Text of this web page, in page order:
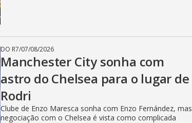
DO R7/07/08/2026
Manchester City sonha com
astro do Chelsea para o lugar de
Rodri
Clube de Enzo Maresca sonha com Enzo Fernández, mas
negociação com o Chelsea é vista como complicada